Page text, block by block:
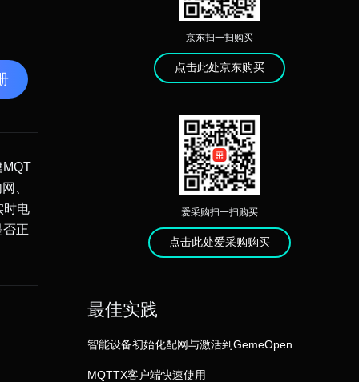
MQT
、
时电
正
京东扫一扫购买
点击此处京东购买
爱采购扫一扫购买
点击此处爱采购购买
最佳实践
智能设备初始化配网与激活到GemeOpen
MQTTX客户端快速使用